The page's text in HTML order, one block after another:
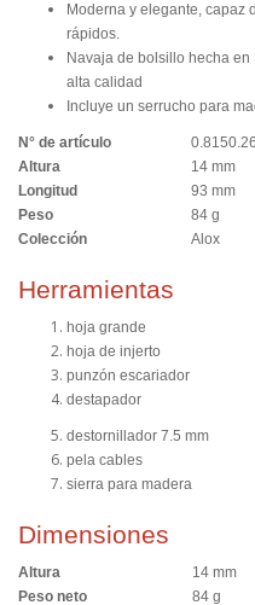
Moderna y elegante, capaz
rápidos.
Navaja de bolsillo hecha
alta calidad
Incluye un serrucho para
N° de artículo 0.8150.26
Altura
14 mm
Longitud
93 mm
Peso
84 g
Colección
Alox
Herramientas
hoja grande
hoja de injerto
punzón escariador
destapador
destornillador 7.5 mm
pela cables
sierra para madera
Dimensiones
Altura
14 mm
Peso neto 84 g